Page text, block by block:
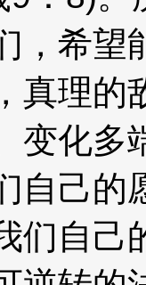
，希望
真理的
变化多
自己的
们自己